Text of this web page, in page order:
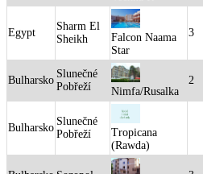
Egypt
Sharm El
Sheikh
Falcon Naama
Star
3
Bulharsko
Slunečné
Pobřeží
Nimfa/Rusalka
2
Bulharsko
Slunečné
Pobřeží
Tropicana
(Rawda)